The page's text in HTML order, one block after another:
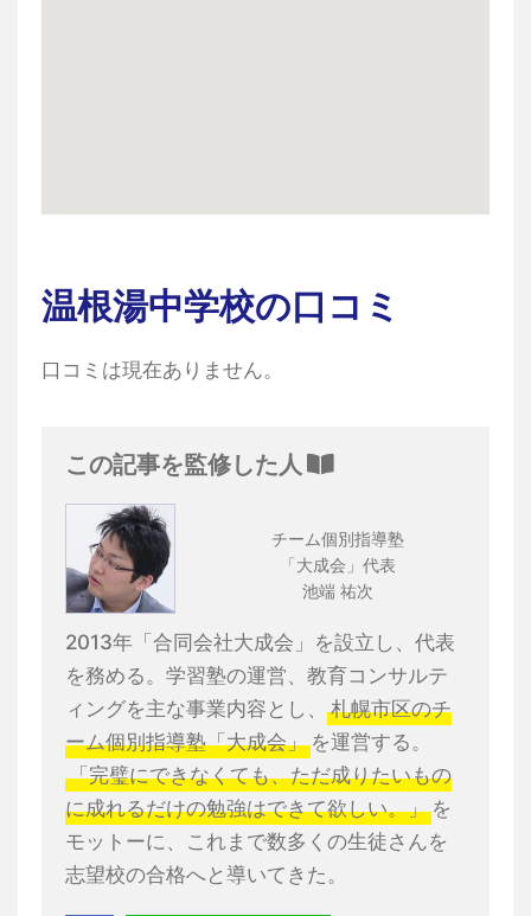
温根湯中学校の口コミ
口コミは現在ありません。
この記事を監修した人
チーム個別指導塾
「大成会」代表
池端 祐次
2013年「合同会社大成会」を設立し、代表
を務める。学習塾の運営、教育コンサルテ
ィングを主な事業内容とし、
札幌市区のチ
ーム個別指導塾「大成会」 を運営する。
「完璧にできなくても、ただ成りたいもの
に成れるだけの勉強はできて欲しい。」 を
モットーに、これまで数多くの生徒さんを
志望校の合格へと導いてきた。